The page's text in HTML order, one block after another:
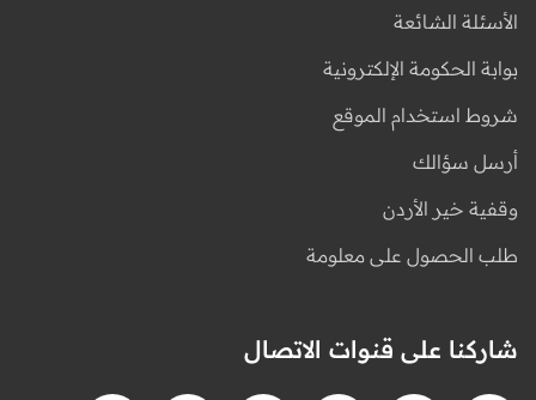
الأسئلة الشائعة
بوابة الحكومة الإلكترونية
شروط استخدام الموقع
أرسل سؤالك
وقفية خير الأردن
طلب الحصول على معلومة
شاركنا على قنوات الاتصال